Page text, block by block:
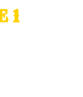
1